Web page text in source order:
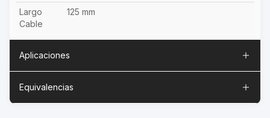
Largo
Cable
125 mm
Aplicaciones
Equivalencias